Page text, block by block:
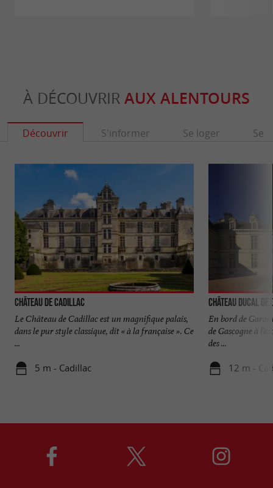
À DÉCOUVRIR AUX ALENTOURS
Découvrir S'informer Se loger Se
Château de Cadillac
Le Château de Cadillac est un magnifique palais,
dans le pur style classique, dit « à la française ». Ce
...
5 m - Cadillac
Château Ducal
En bord de
de Gascogne à
des ...
12 m -